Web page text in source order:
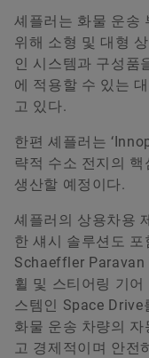
셰플러는 화물 운송
위해 소형 및 대형
인 시스템과 구성품
에 적용할 수 있는
고 있다.
한편 셰플러는
략적 수소 전지의
생산할 예정이다.
셰플러의 상용차용
한 섀시 솔루션도
Schaeffler Paravan
휠 및 스티어링 기어
스템인 Space Drive
화물 운송 차량의 자
고 경제적이며 안전